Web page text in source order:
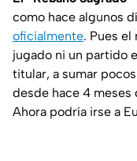
como hace algunos
oficialmente. Pues
jugado ni un partido
titular, a sumar
desde hace 4 meses
Ahora podría irse a